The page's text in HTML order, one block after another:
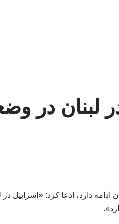
لبنان در
ادامه دارد، ادعا کرد: «اسراییل